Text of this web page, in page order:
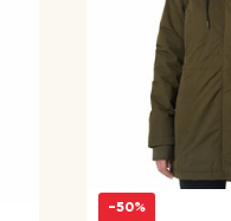
-50%